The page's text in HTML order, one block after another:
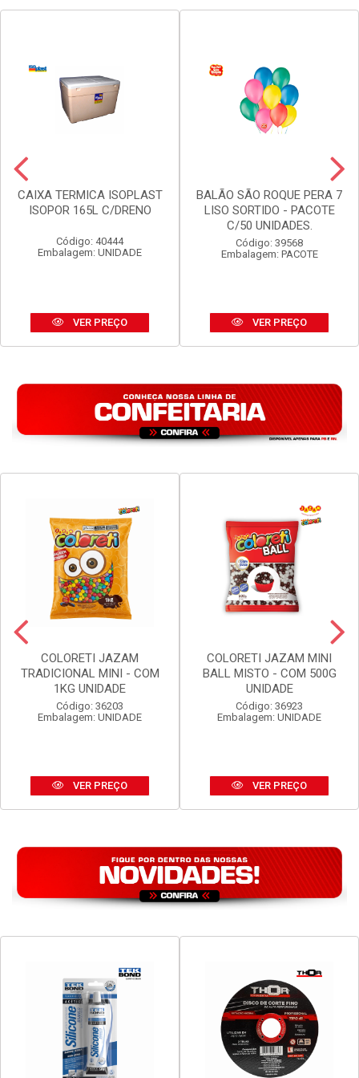
CAIXA TERMICA ISOPLAST
ISOPOR 165L C/DRENO
Código: 40444
Embalagem: UNIDADE
VER PREÇO
BALÃO SÃO ROQUE PERA 7
LISO SORTIDO - PACOTE
C/50 UNIDADES.
Código: 39568
Embalagem: PACOTE
VER PREÇO
COLORETI JAZAM
TRADICIONAL MINI - COM
1KG UNIDADE
Código: 36203
Embalagem: UNIDADE
VER PREÇO
COLORETI JAZAM MINI
BALL MISTO - COM 500G
UNIDADE
Código: 36923
Embalagem: UNIDADE
VER PREÇO